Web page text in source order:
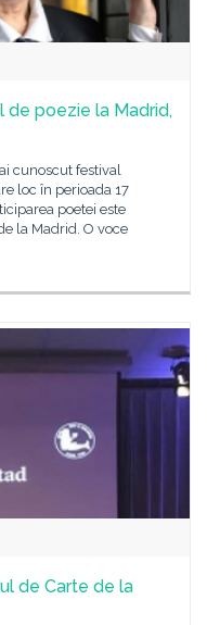
de poezie la Madrid,
cunoscut festival
loc în perioada 17
poetei este
la Madrid. O voce
de Carte de la